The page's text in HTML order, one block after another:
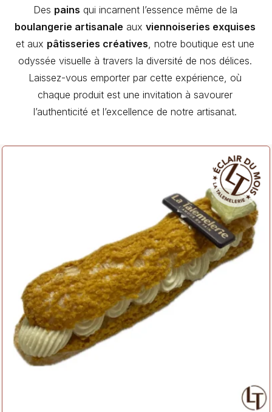
Des pains qui incarnent l’essence même de la
boulangerie artisanale aux viennoiseries exquises
et aux pâtisseries créatives, notre boutique est une
odyssée visuelle à travers la diversité de nos délices.
Laissez-vous emporter par cette expérience, où
chaque produit est une invitation à savourer
l’authenticité et l’excellence de notre artisanat.